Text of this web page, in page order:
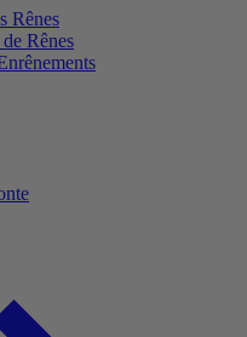
Rênes
Rênes